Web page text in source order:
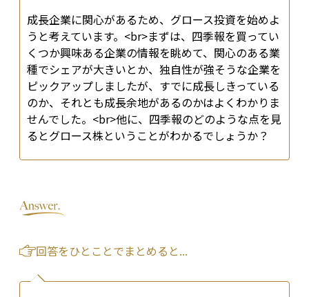
成長企業に関心があるため、グロース投資を始めよ
うと考えています。<br>まずは、四季報を買ってい
くつか興味ある企業の情報を眺めて、関心のある業
種でシェアが大きいとか、独自性が強そうな企業を
ピックアップしましたが、すでに成長しきっている
のか、それとも成長余地があるのかはよくわかりま
せんでした。<br>他に、四季報のどのような点を見
るとグロース株ということがわかるでしょうか？
回答をひとことでまとめると...